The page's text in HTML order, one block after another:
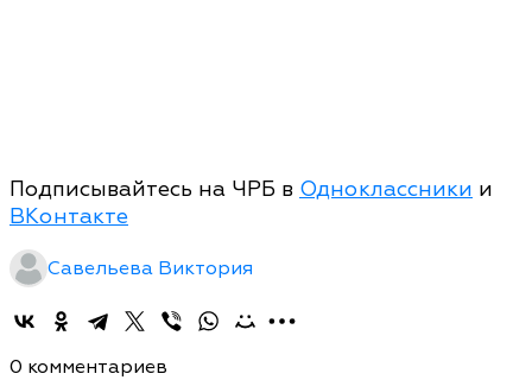
Подписывайтесь на ЧРБ в Одноклассники и
ВКонтакте
Савельева Виктория
0 комментариев